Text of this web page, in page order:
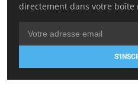
directement dans votre boîte